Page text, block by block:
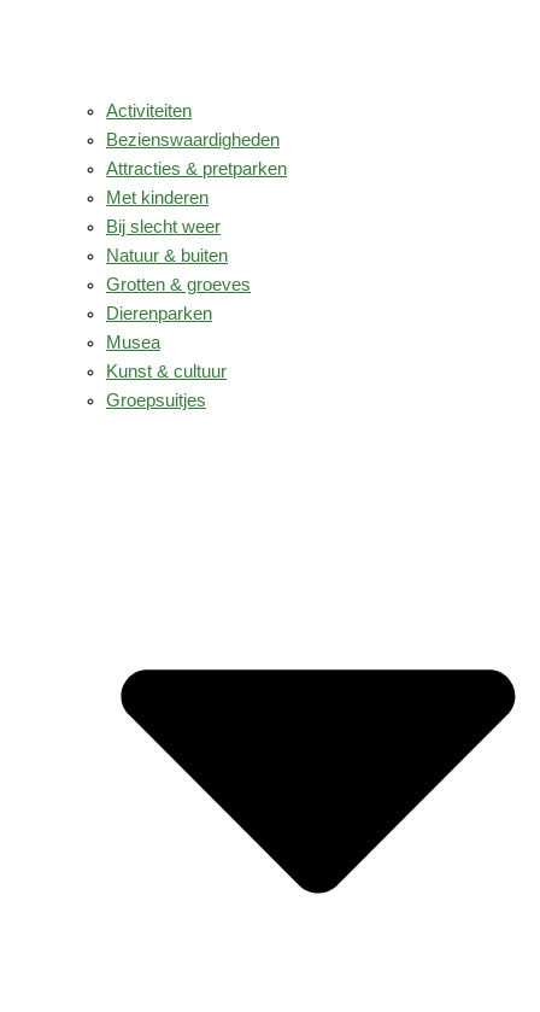
Activiteiten
Bezienswaardigheden
Attracties & pretparken
Met kinderen
Bij slecht weer
Natuur & buiten
Grotten & groeves
Dierenparken
Musea
Kunst & cultuur
Groepsuitjes